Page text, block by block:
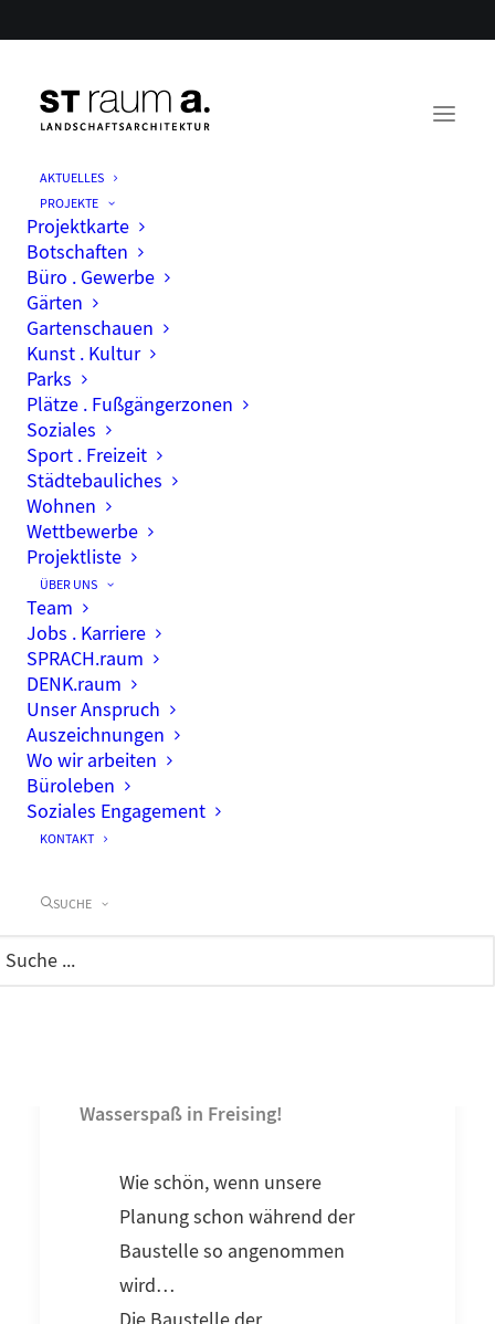
AKTUELLES
PROJEKTE
Projektkarte
Botschaften
Büro . Gewerbe
Gärten
Gartenschauen
Kunst . Kultur
Parks
Plätze . Fußgängerzonen
Soziales
Sport . Freizeit
Städtebauliches
Wohnen
Wettbewerbe
Projektliste
ÜBER UNS
Team
Jobs . Karriere
SPRACH.raum
DENK.raum
Unser Anspruch
Auszeichnungen
Wo wir arbeiten
Büroleben
Soziales Engagement
KONTAKT
SUCHE
Month: Mai 2022
Wasserspaß in Freising!
Wie schön, wenn unsere
Planung schon während der
Baustelle so angenommen
wird…